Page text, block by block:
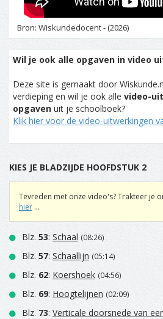
Bron: Wiskundedocent - (2026)
Wil je ook alle opgaven in video
Deze site is gemaakt door
verdieping en wil je ook alle video-
opgaven uit je schoolboek?
Klik hier voor de video-uitwerkingen
KIES JE BLADZIJDE HOOFDSTUK 2
Tevreden met onze video's? Trakteer je
hier ...
Blz. 53: Schaal (08:26)
Blz. 57: Schaallijn (05:14)
Blz. 62: Koershoek (04:56)
Blz. 69: Hoogtelijnen (02:09)
Blz. 73: Verticale doorsnede van